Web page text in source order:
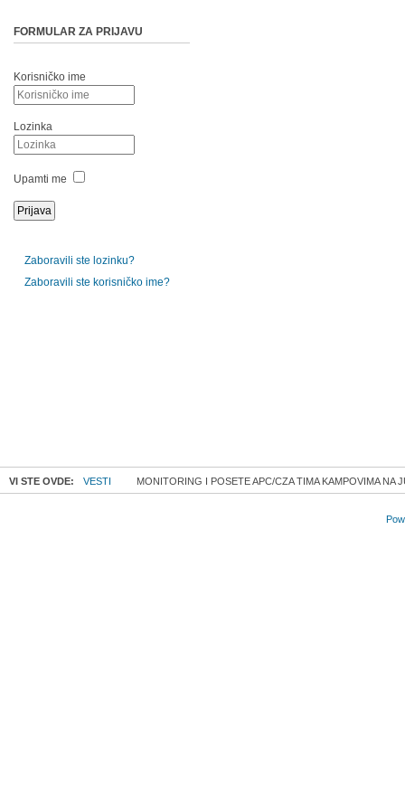
FORMULAR ZA PRIJAVU
Korisničko ime
Lozinka
Upamti me
Zaboravili ste lozinku?
Zaboravili ste korisničko ime?
VI STE OVDE: VESTI MONITORING I POSETE APC/CZA TIMA KAMPOVIMA NA